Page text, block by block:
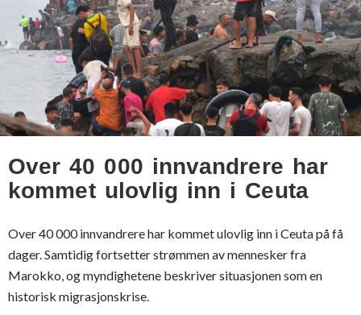
Over 40 000 innvandrere har
kommet ulovlig inn i Ceuta
Over 40 000 innvandrere har kommet ulovlig inn i Ceuta på få
dager. Samtidig fortsetter strømmen av mennesker fra
Marokko, og myndighetene beskriver situasjonen som en
historisk migrasjonskrise.